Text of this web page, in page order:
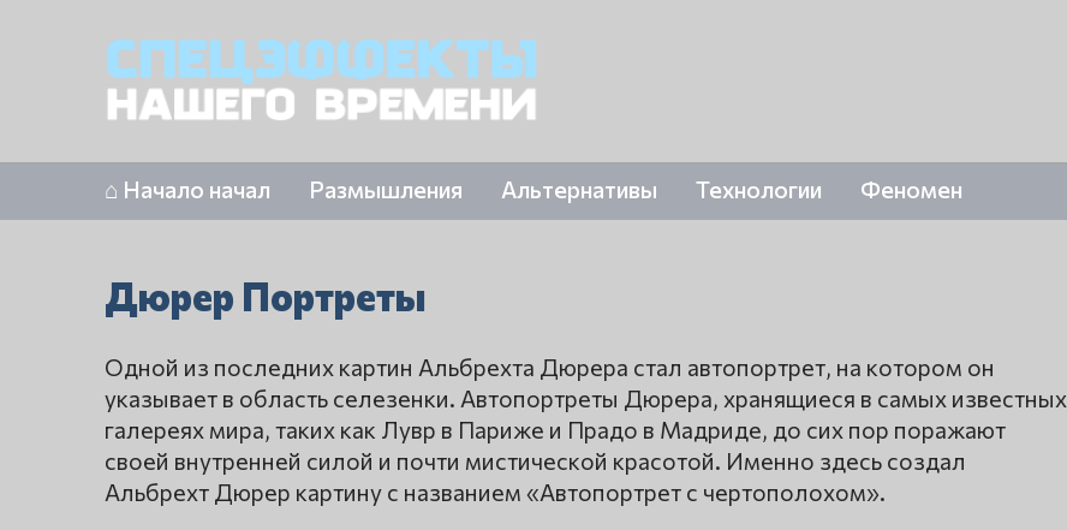
⌂ Начало начал Размышления Альтернативы Технологии Феномен
Дюрер Портреты
Одной из последних картин Альбрехта Дюрера стал автопортрет, на котором он
указывает в область селезенки. Автопортреты Дюрера, хранящиеся в самых известных
галереях мира, таких как Лувр в Париже и Прадо в Мадриде, до сих пор поражают
своей внутренней силой и почти мистической красотой. Именно здесь создал
Альбрехт Дюрер картину с названием «Автопортрет с чертополохом».